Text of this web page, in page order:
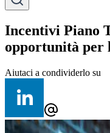
Incentivi Piano
opportunità per
Aiutaci a condividerlo su